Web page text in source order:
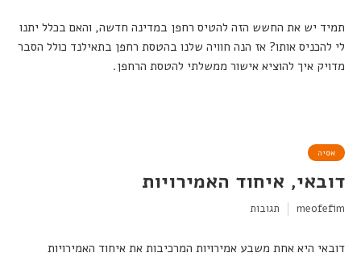
תמיד יש את החשש הזה להטיס רחפן במדינה חדשה, והאם בכלל יתנו
לי להכניס אותו? אז הנה חוויה שלנו בהטסת רחפן בתאילנד כולל הסבר
מדויק איך להוציא אישור ממשלתי להטסת הרחפן.
אסיה
דובאי, איחוד האמירויות
meofefim תגובות
דובאי היא אחת משבע אמירויות המרכיבות את איחוד האמירויות